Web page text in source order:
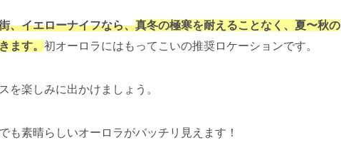
、イエローナイフなら、真冬の極寒を耐えることなく、夏〜秋の
ます。 初オーロラにはもってこいの推奨ロケーションです。
を楽しみに出かけましょう。
も素晴らしいオーロラがバッチリ見えます！